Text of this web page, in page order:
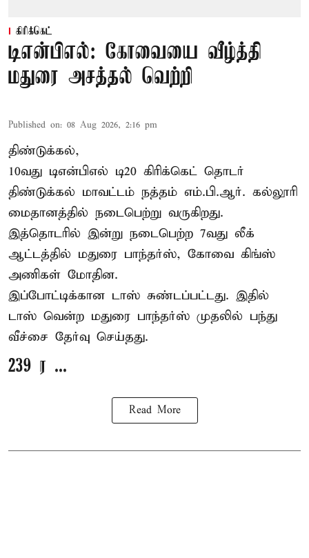
கிரிக்கெட்
டிஎன்பிஎல்: கோவையை வீழ்த்தி
மதுரை அசத்தல் வெற்றி
Published on: 08 Aug 2026, 2:16 pm
திண்டுக்கல்,
10வது டிஎன்பிஎல் டி20 கிரிக்கெட் தொடர்
திண்டுக்கல் மாவட்டம் நத்தம் எம்.பி.ஆர். கல்லூரி
மைதானத்தில் நடைபெற்று வருகிறது.
இத்தொடரில் இன்று நடைபெற்ற 7வது லீக்
ஆட்டத்தில் மதுரை பாந்தர்ஸ், கோவை கிங்ஸ்
அணிகள் மோதின.
இப்போட்டிக்கான டாஸ் சுண்டப்பட்டது. இதில்
டாஸ் வென்ற மதுரை பாந்தர்ஸ் முதலில் பந்து
வீச்சை தேர்வு செய்தது.
239 ர ...
Read More